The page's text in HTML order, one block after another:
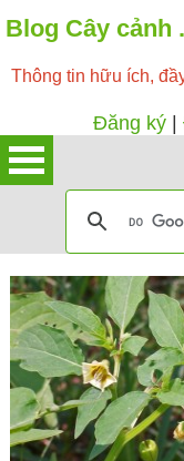
Blog Cây cảnh
Thông tin hữu ích,
Đăng ký